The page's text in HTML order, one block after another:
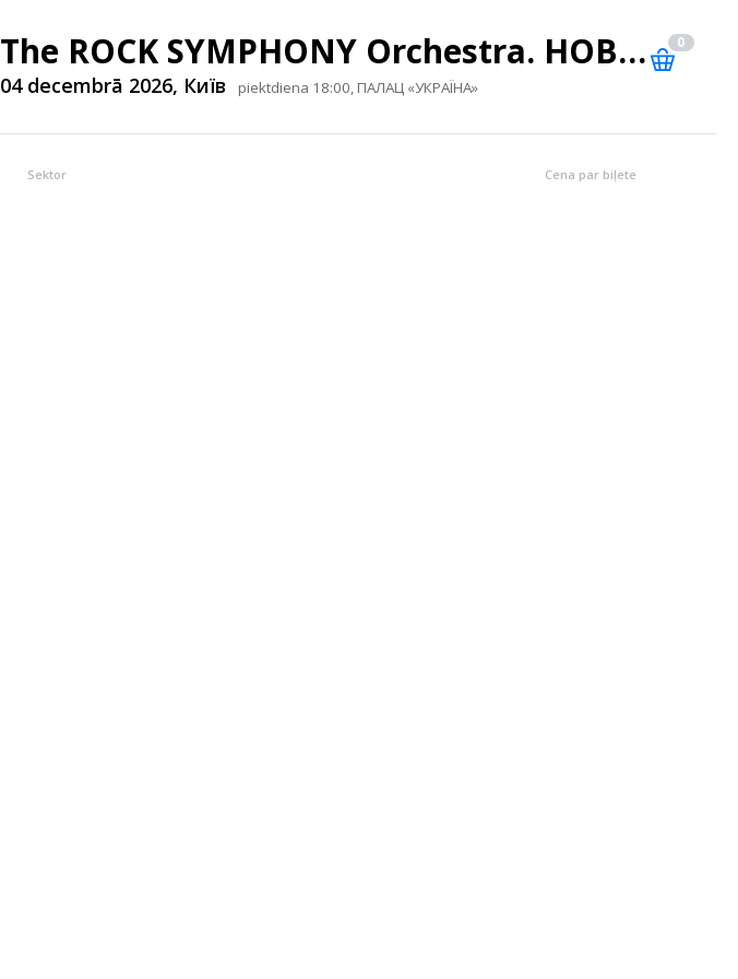
The ROCK SYMPHONY Orchestra. НОВА ПРОГРАМА
04 decembrā 2026, Київ piektdiena 18:00, ПАЛАЦ «УКРАЇНА»
0
Sektor Cena par biļete